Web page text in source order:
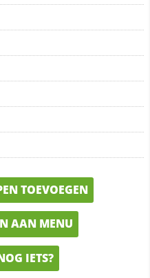
TOEVOEGEN
AAN MENU
IETS?